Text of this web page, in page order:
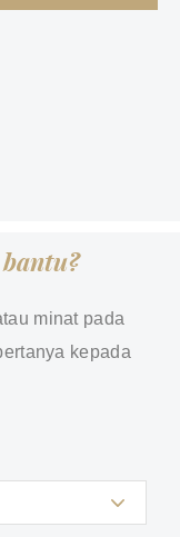
minat pada
kepada